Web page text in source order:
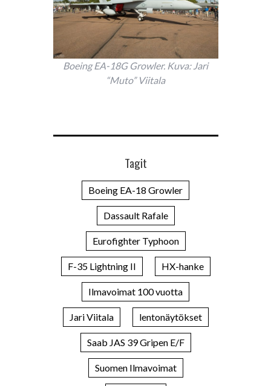
Boeing EA-18G Growler. Kuva: Jari
“Muto” Viitala
Tagit
Boeing EA-18 Growler
Dassault Rafale
Eurofighter Typhoon
F-35 Lightning II HX-hanke
Ilmavoimat 100 vuotta
Jari Viitala lentonäytökset
Saab JAS 39 Gripen E/F
Suomen Ilmavoimat